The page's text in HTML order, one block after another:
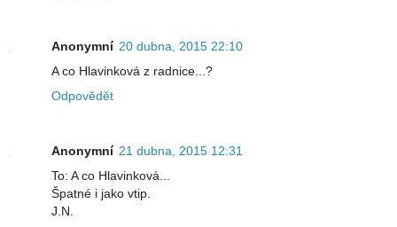
Anonymní 20 dubna, 2015 22:10
A co Hlavinková z radnice...?
Odpovědět
Anonymní 21 dubna, 2015 12:31
To: A co Hlavinková...
Špatné i jako vtip.
J.N.